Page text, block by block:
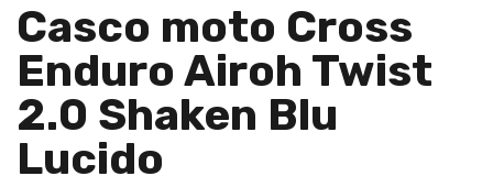
Casco moto Cross
Enduro Airoh Twist
2.0 Shaken Blu
Lucido